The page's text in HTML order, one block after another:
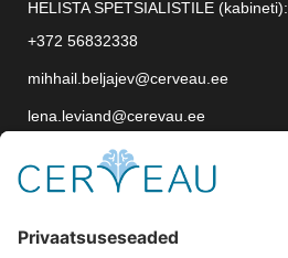
HELISTA SPETSIALISTILE (kabineti):
+372 56832338
mihhail.beljajev@cerveau.ee
lena.leviand@cerevau.ee
TALLINN, EESTI, Postikood: 12918